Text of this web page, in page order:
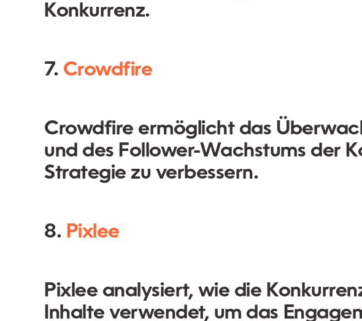
Konkurrenz.
7. Crowdfire
Crowdfire ermöglicht das
und des Follower-Wachstums der
Strategie zu verbessern.
8. Pixlee
Pixlee analysiert, wie die
Inhalte verwendet, um das